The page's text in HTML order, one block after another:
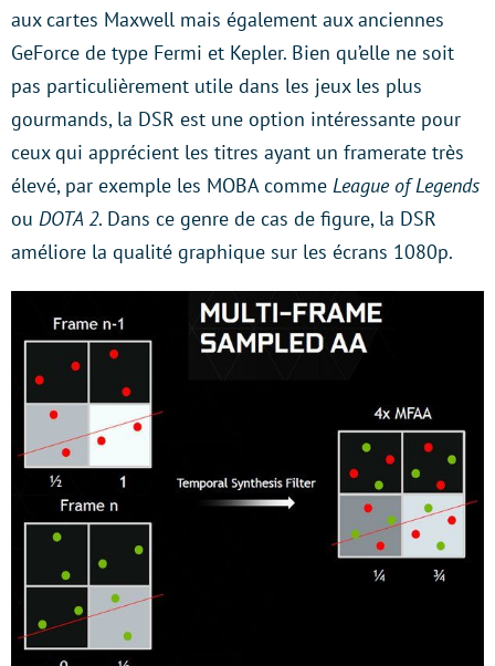
aux cartes Maxwell mais également aux anciennes
GeForce de type Fermi et Kepler. Bien qu’elle ne soit
pas particulièrement utile dans les jeux les plus
gourmands, la DSR est une option intéressante pour
ceux qui apprécient les titres ayant un framerate très
élevé, par exemple les MOBA comme League of Legends
ou DOTA 2. Dans ce genre de cas de figure, la DSR
améliore la qualité graphique sur les écrans 1080p.